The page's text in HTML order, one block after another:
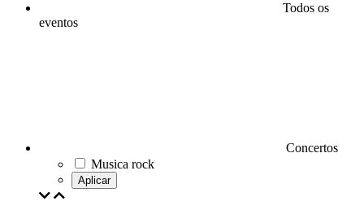
Todos os
eventos
Concertos
Musica rock
Aplicar